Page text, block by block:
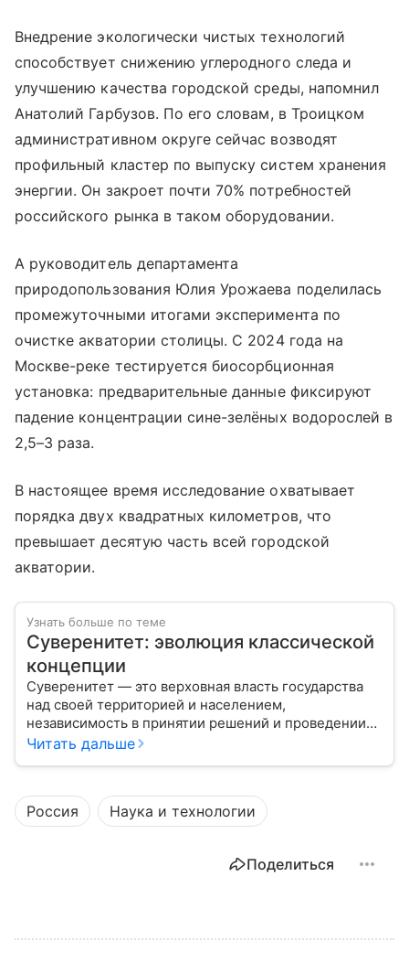
Внедрение экологически чистых технологий
способствует снижению углеродного следа и
улучшению качества городской среды, напомнил
Анатолий Гарбузов. По его словам, в Троицком
административном округе сейчас возводят
профильный кластер по выпуску систем хранения
энергии. Он закроет почти 70% потребностей
российского рынка в таком оборудовании.
А руководитель департамента
природопользования Юлия Урожаева поделилась
промежуточными итогами эксперимента по
очистке акватории столицы. С 2024 года на
Москве-реке тестируется биосорбционная
установка: предварительные данные фиксируют
падение концентрации сине-зелёных водорослей в
2,5–3 раза.
В настоящее время исследование охватывает
порядка двух квадратных километров, что
превышает десятую часть всей городской
акватории.
Узнать больше по теме
Суверенитет: эволюция классической
концепции
Суверенитет — это верховная власть государства
над своей территорией и населением,
независимость в принятии решений и проведении
внешней политики.
Читать дальше
Россия Наука и технологии
Поделиться